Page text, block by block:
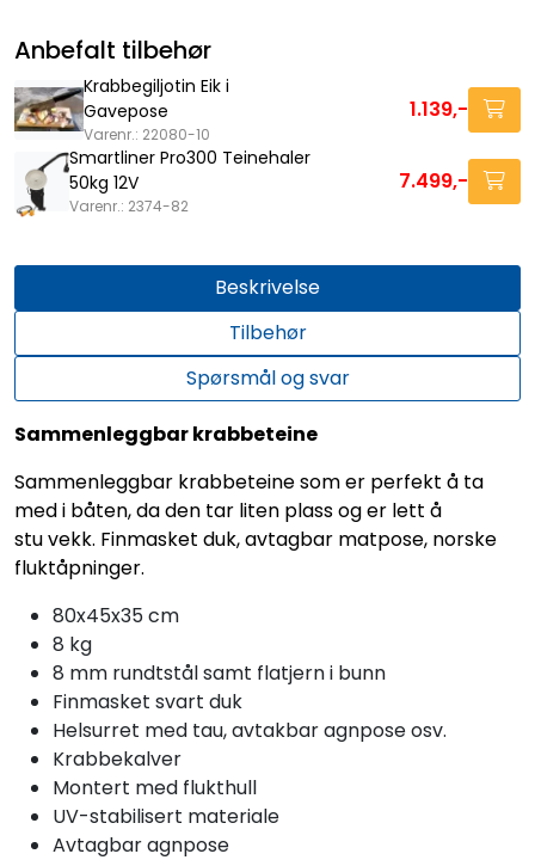
Beskrivelse
Tilbehør
Spørsmål og svar
Sammenleggbar krabbeteine
Sammenleggbar krabbeteine som er perfekt å ta
med i båten, da den tar liten plass og er lett å
stu vekk. Finmasket duk, avtagbar matpose, norske
fluktåpninger.
80x45x35 cm
8 kg
8 mm rundtstål samt flatjern i bunn
Finmasket svart duk
Helsurret med tau, avtakbar agnpose osv.
Krabbekalver
Montert med flukthull
UV-stabilisert materiale
Avtagbar agnpose
Anbefalt tilbehør
Krabbegiljotin Eik i
Gavepose
Varenr.: 22080-10
1.139,-
Smartliner Pro300 Teinehaler
50kg 12V
Varenr.: 2374-82
7.499,-